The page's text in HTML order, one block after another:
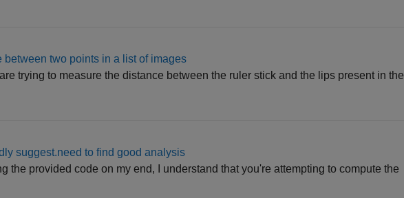
between two points in a list of images
trying to measure the distance between the ruler stick and the lips present in the
suggest.need to find good analysis
the provided code on my end, I understand that you're attempting to compute the